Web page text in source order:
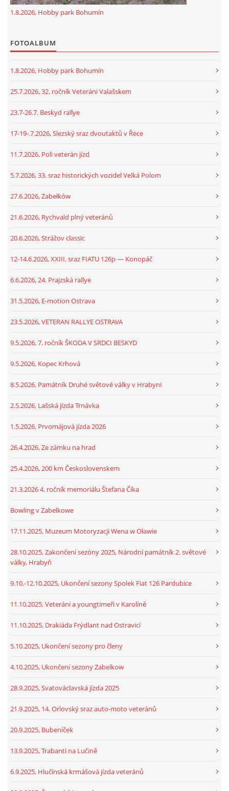
1.8.2026, Hobby park Bohumín
FOTOALBUM
1.8.2026, Hobby park Bohumín
25.7.2026, 32. ročník Veteráni Valašskem
23.7-26.7. Beskyd rallye
17-19-.7.2026, Slezský sraz dvoutaktů v Řece
11.7.2026, Poli veterán jízd
5.7.2026, 33. sraz historických vozidel Velká Polom
27.6.2026, Zabełków
21.6.2026, Rychvald plný veteránů
20.6.2026, Strážov classic
12-14.6.2026, XXIII. sraz FIATU 126p — Konopáč
6.6.2026, 24. Prajzská rallye
31.5.2026, E-motion Ostrava
23.5.2026, VETERAN RALLYE OSTRAVA
9.5.2026, 7. ročník ŠKODA V SRDCI BESKYD
9.5.2026, Kopec Krhová
8.5.2026, Památník Druhé světové války v Hrabyni
2.5.2026, Lašská jízda Trnávka
1.5.2026, Prvomájová jízda 2026
26.4.2026, Ze zámku na hrad
25.4.2026, 200 km Československem
21.3.2026 4. ročník memoriálu Štefana Číka
Bowling v Zabelkowe
17.11.2025, Muzeum Motoryzacji Wena w Oławie
28.10.2025, Zakončení sezóny 2025, Národní památník 2. světové
války, Hrabyň
9.10.-12.10.2025, Ukončení sezony Spolek Fiat 126 Pardubice
11.10.2025, Veteráni a youngtimeři v Karolíně
11.10.2025, Drakiáda Frýdlant nad Ostravicí
5.10.2025, Ukončení sezony pro členy
4.10.2025, Ukončení sezony Zabelkow
28.9.2025, Svatováclavská jízda 2025
21.9.2025, 14. Orlovský sraz auto-moto veteránů
20.9.2025, Bubeníček
13.9.2025, Trabanti na Lučině
6.9.2025, Hlučínská krmášová jízda veteránů